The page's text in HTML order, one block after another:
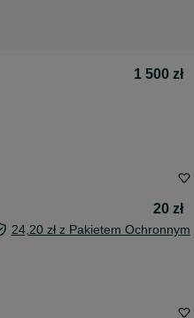
1 500 zł
20 zł
24,20 zł z Pakietem Ochronnym